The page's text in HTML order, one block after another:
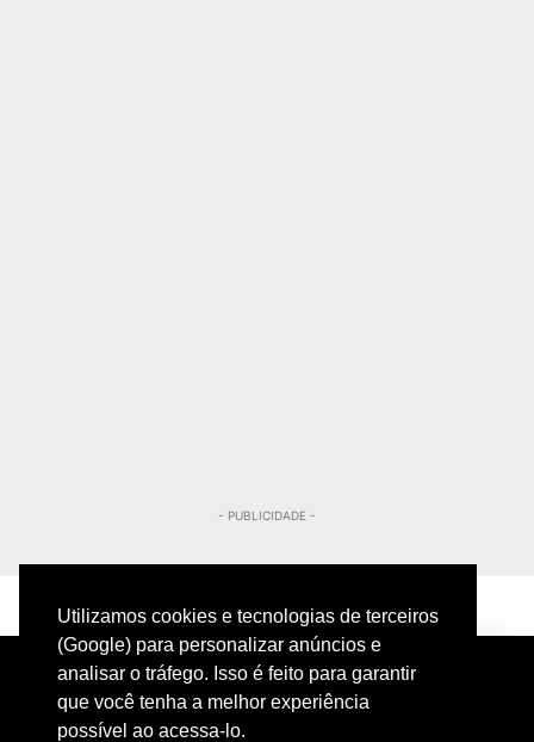
Utilizamos cookies e tecnologias de terceiros
(Google) para personalizar anúncios e
analisar o tráfego. Isso é feito para garantir
que você tenha a melhor experiência
possível ao acessa-lo.
- PUBLICIDADE -